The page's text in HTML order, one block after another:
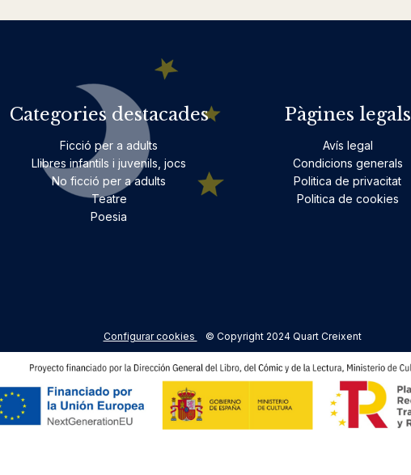
Categories destacades
Ficció per a adults
Llibres infantils i juvenils, jocs
No ficció per a adults
Teatre
Poesia
Pàgines legals
Avís legal
Condicions generals
Politica de privacitat
Politica de cookies
Configurar cookies © Copyright 2024 Quart Creixent